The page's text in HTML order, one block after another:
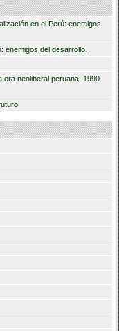
en el Perú: enemigos
enemigos del desarrollo.
era neoliberal peruana: 1990